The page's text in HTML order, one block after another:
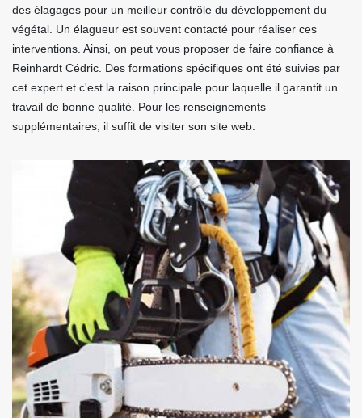
des élagages pour un meilleur contrôle du développement du
végétal. Un élagueur est souvent contacté pour réaliser ces
interventions. Ainsi, on peut vous proposer de faire confiance à
Reinhardt Cédric. Des formations spécifiques ont été suivies par
cet expert et c'est la raison principale pour laquelle il garantit un
travail de bonne qualité. Pour les renseignements
supplémentaires, il suffit de visiter son site web.